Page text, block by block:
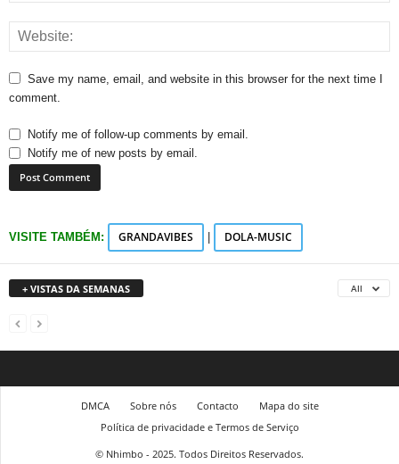
Save my name, email, and website in this browser for the next time I
comment.
Notify me of follow-up comments by email.
Notify me of new posts by email.
VISITE TAMBÉM: GRANDAVIBES DOLA-MUSIC
+ VISTAS DA SEMANAS All
DMCA Sobre nós Contacto
Mapa do site
Política de privacidade e Termos de Serviço
© Nhimbo - 2025. Todos Direitos Reservados.